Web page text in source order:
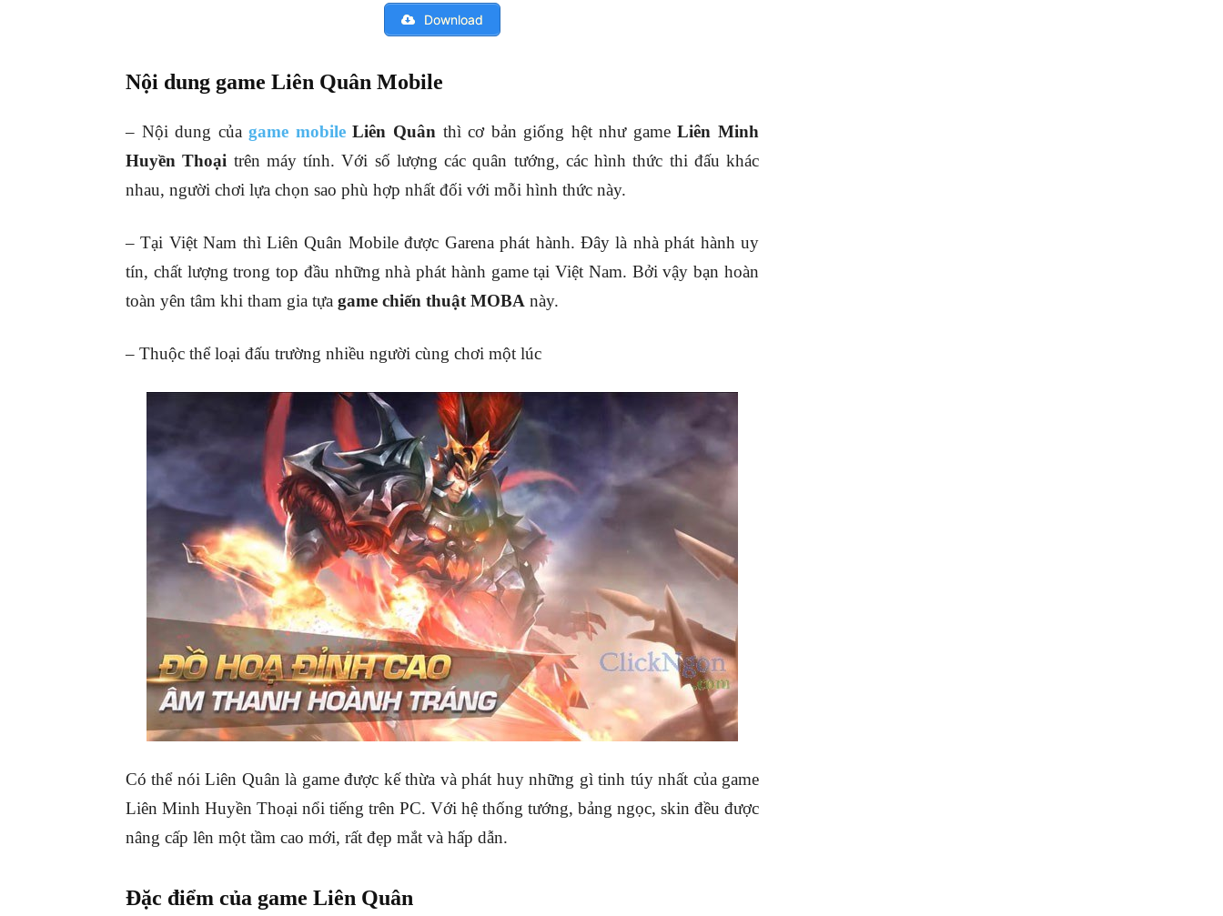
Download
Nội dung game Liên Quân Mobile
– Nội dung củagame mobile Liên Quân thì cơ bản giống hệt như gameLiên Minh
Huyền Thoại trên máy tính. Với số lượng các quân tướng, các hình thức thi đấu khác
nhau, người chơi lựa chọn sao phù hợp nhất đối với mỗi hình thức này.
– Tại Việt Nam thì Liên Quân Mobile được Garena phát hành. Đây là nhà phát hành uy
tín, chất lượng trong top đầu những nhà phát hành game tại Việt Nam. Bởi vậy bạn hoàn
toàn yên tâm khi tham gia tựa game chiến thuật MOBA này.
– Thuộc thể loại đấu trường nhiều người cùng chơi một lúc
Có thể nói Liên Quân là game được kế thừa và phát huy những gì tinh túy nhất của game
Liên Minh Huyền Thoại nổi tiếng trên PC. Với hệ thống tướng, bảng ngọc, skin đều được
nâng cấp lên một tầm cao mới, rất đẹp mắt và hấp dẫn.
Đặc điểm của game Liên Quân